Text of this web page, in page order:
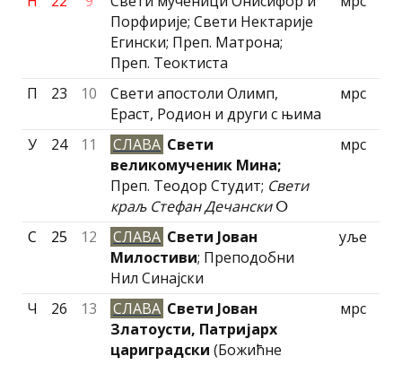
Порфирије; Свети Нектарије
Егински; Преп. Матрона;
Преп. Теоктиста
П 23 10
Свети апостоли Олимп,
Ераст, Родион и други с њима
мрс
У 24 11 СЛАВА Свети
великомученик Мина;
Преп. Теодор Студит; Свети
краљ Стефан Дечанскиⵔ
мрс
С 25 12 СЛАВА Свети Јован
Милостиви; Преподобни
Нил Синајски
уље
Ч 26 13 СЛАВА Свети Јован
Златоусти, Патриjарх
цариградски (Божићне
мрс